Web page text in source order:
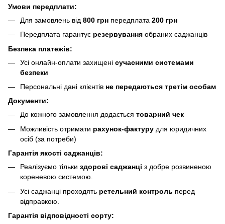
Умови передплати:
Для замовлень від 800 грн передплата 200 грн
Передплата гарантує резервування обраних саджанців
Безпека платежів:
Усі онлайн-оплати захищені сучасними системами
безпеки
Персональні дані клієнтів не передаються третім особам
Документи:
До кожного замовлення додається товарний чек
Можливість отримати рахунок-фактуру для юридичних
осіб (за потреби)
Гарантія якості саджанців:
Реалізуємо тільки здорові саджанці з добре розвиненою
кореневою системою.
Усі саджанці проходять ретельний контроль перед
відправкою.
Гарантія відповідності сорту: